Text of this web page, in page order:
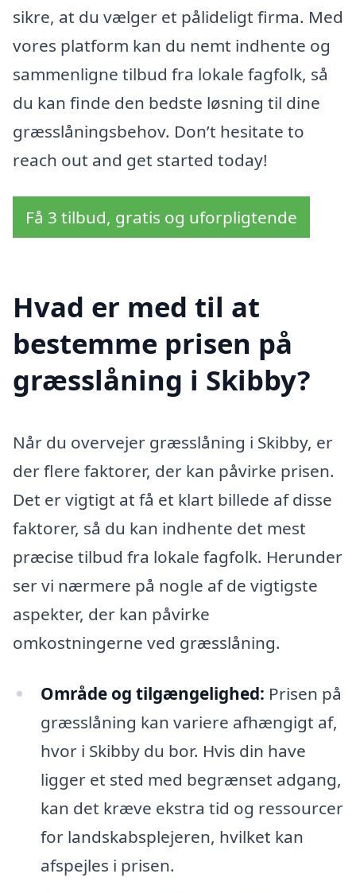
sikre, at du vælger et pålideligt firma. Med
vores platform kan du nemt indhente og
sammenligne tilbud fra lokale fagfolk, så
du kan finde den bedste løsning til dine
græsslåningsbehov. Don’t hesitate to
reach out and get started today!
Få 3 tilbud, gratis og uforpligtende
Hvad er med til at
bestemme prisen på
græsslåning i Skibby?
Når du overvejer græsslåning i Skibby, er
der flere faktorer, der kan påvirke prisen.
Det er vigtigt at få et klart billede af disse
faktorer, så du kan indhente det mest
præcise tilbud fra lokale fagfolk. Herunder
ser vi nærmere på nogle af de vigtigste
aspekter, der kan påvirke
omkostningerne ved græsslåning.
Område og tilgængelighed: Prisen på
græsslåning kan variere afhængigt af,
hvor i Skibby du bor. Hvis din have
ligger et sted med begrænset adgang,
kan det kræve ekstra tid og ressourcer
for landskabsplejeren, hvilket kan
afspejles i prisen.